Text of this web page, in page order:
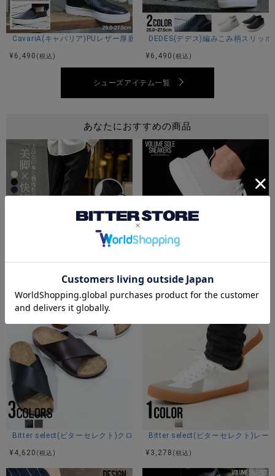
CavariA(キャバリア)PUレザー厚底スリッポン/全6色
¥ 6,490 (税込)
DEDES(デデス)編みこみ柄スリッ
¥ 6,490 (税込)
シューズアイテム一覧
あなたにおすすめの商品
Bitter select(ビターセレクト)クロスベルト コンフォートサンダル/全3色
¥ 4,620 (税込)
Bitter select(ビターセレクト)レー
¥ 3,278 (税込)